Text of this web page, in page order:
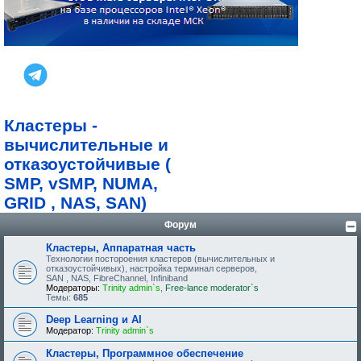
Кластеры -
вычислительные и
отказоустойчивые (
SMP, vSMP, NUMA,
GRID , NAS, SAN)
Форум
Кластеры, Аппаратная часть
Технологии постороения кластеров (вычислительных и
отказоустойчивых), настройка терминал серверов,
SAN , NAS, FibreChannel, Infiniband
Модераторы: Trinity admin`s
Free-lance moderator`s
Темы: 685
Deep Learning и AI
Модератор: Trinity admin`s
Кластеры, Программное обеспечение